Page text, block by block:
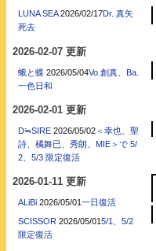
LUNA SEA 2026/02/17Dr. 真矢
死去
2026-02-07 更新
蛾と蝶 2026/05/04Vo.創真、Ba.
一色日和
2026-02-01 更新
D≒SIRE 2026/05/02＜幸也、聖
詩、橘舞已、秀朗、MIE＞で 5/
2、5/3 限定復活
2026-01-11 更新
ALiBi 2026/05/01一日復活
SCISSOR 2026/05/015/1、5/2
限定復活